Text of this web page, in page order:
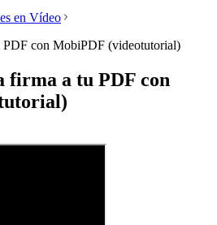
en Vídeo
PDF con MobiPDF (videotutorial)
firma a tu PDF con